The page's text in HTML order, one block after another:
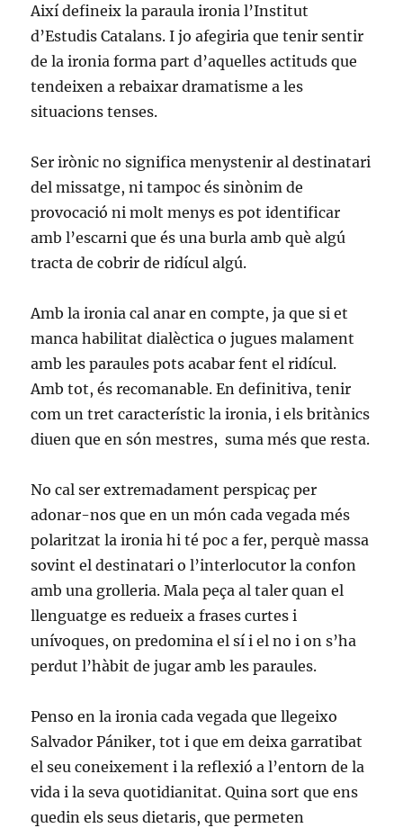
Així defineix la paraula ironia l’Institut
d’Estudis Catalans. I jo afegiria que tenir sentir
de la ironia forma part d’aquelles actituds que
tendeixen a rebaixar dramatisme a les
situacions tenses.
Ser irònic no significa menystenir al destinatari
del missatge, ni tampoc és sinònim de
provocació ni molt menys es pot identificar
amb l’escarni que és una burla amb què algú
tracta de cobrir de ridícul algú.
Amb la ironia cal anar en compte, ja que si et
manca habilitat dialèctica o jugues malament
amb les paraules pots acabar fent el ridícul.
Amb tot, és recomanable. En definitiva, tenir
com un tret característic la ironia, i els britànics
diuen que en són mestres, suma més que resta.
No cal ser extremadament perspicaç per
adonar-nos que en un món cada vegada més
polaritzat la ironia hi té poc a fer, perquè massa
sovint el destinatari o l’interlocutor la confon
amb una grolleria. Mala peça al taler quan el
llenguatge es redueix a frases curtes i
unívoques, on predomina el sí i el no i on s’ha
perdut l’hàbit de jugar amb les paraules.
Penso en la ironia cada vegada que llegeixo
Salvador Pániker, tot i que em deixa garratibat
el seu coneixement i la reflexió a l’entorn de la
vida i la seva quotidianitat. Quina sort que ens
quedin els seus dietaris, que permeten